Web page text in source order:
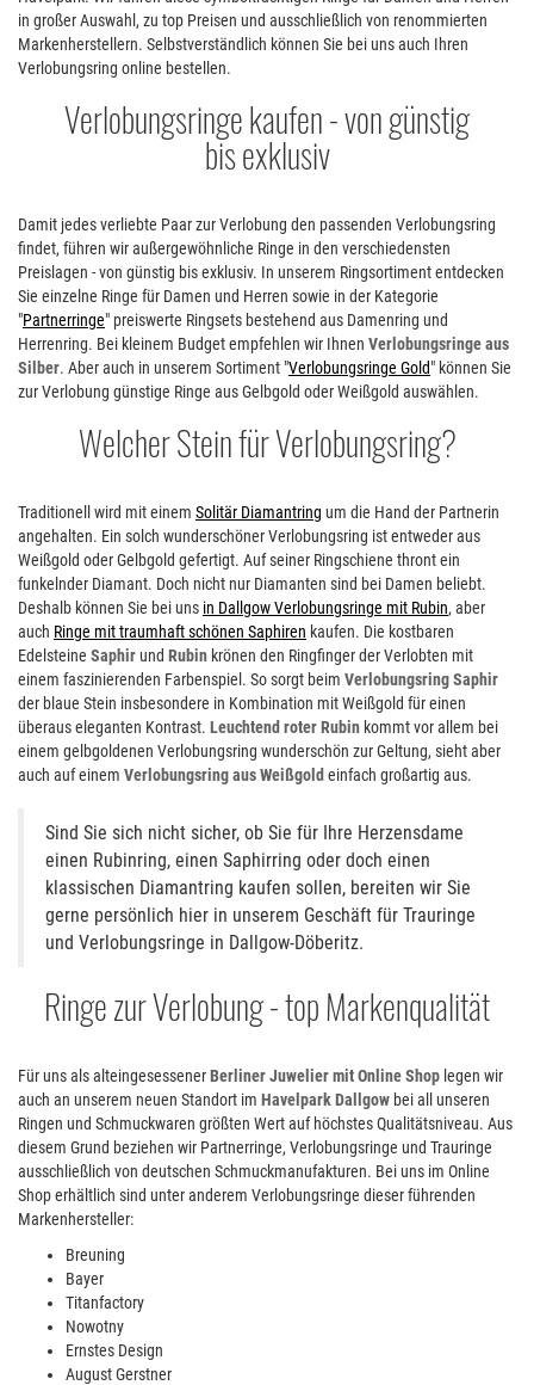
in großer Auswahl, zu top Preisen und ausschließlich von renommierten
Markenherstellern. Selbstverständlich können Sie bei uns auch Ihren
Verlobungsring online bestellen.
Verlobungsringe kaufen - von günstig
bis exklusiv
Damit jedes verliebte Paar zur Verlobung den passenden Verlobungsring
findet, führen wir außergewöhnliche Ringe in den verschiedensten
Preislagen - von günstig bis exklusiv. In unserem Ringsortiment entdecken
Sie einzelne Ringe für Damen und Herren sowie in der Kategorie
"Partnerringe" preiswerte Ringsets bestehend aus Damenring und
Herrenring. Bei kleinem Budget empfehlen wir Ihnen Verlobungsringe aus
Silber. Aber auch in unserem Sortiment "Verlobungsringe Gold" können Sie
zur Verlobung günstige Ringe aus Gelbgold oder Weißgold auswählen.
Welcher Stein für Verlobungsring
Traditionell wird mit einem Solitär Diamantring um die Hand der Partnerin
angehalten. Ein solch wunderschöner Verlobungsring ist entweder aus
Weißgold oder Gelbgold gefertigt. Auf seiner Ringschiene thront ein
funkelnder Diamant. Doch nicht nur Diamanten sind bei Damen beliebt.
Deshalb können Sie bei uns in Dallgow Verlobungsringe mit Rubin, aber
auch Ringe mit traumhaft schönen Saphiren kaufen. Die kostbaren
Edelsteine Saphirund Rubin krönen den Ringfinger der Verlobten mit
einem faszinierenden Farbenspiel. So sorgt beim Verlobungsring Saphir
der blaue Stein insbesondere in Kombination mit Weißgold für einen
überaus eleganten Kontrast. Leuchtend roter Rubin kommt vor allem bei
einem gelbgoldenen Verlobungsring wunderschön zur Geltung, sieht aber
auch auf einem Verlobungsring aus Weißgold einfach großartig aus.
Sind Sie sich nicht sicher, ob Sie für Ihre Herzensdame
einen Rubinring, einen Saphirring oder doch einen
klassischen Diamantring kaufen sollen, bereiten wir Sie
gerne persönlich hier in unserem Geschäft für Trauringe
und Verlobungsringe in Dallgow-Döberitz.
Ringe zur Verlobung - top Markenqualität
Für uns als alteingesessenerBerliner Juwelier mit Online Shop legen wir
auch an unserem neuen Standort im Havelpark Dallgow bei all unseren
Ringen und Schmuckwaren größten Wert auf höchstes Qualitätsniveau. Aus
diesem Grund beziehen wir Partnerringe, Verlobungsringe und Trauringe
ausschließlich von deutschen Schmuckmanufakturen. Bei uns im Online
Shop erhältlich sind unter anderem Verlobungsringe dieser führenden
Markenhersteller:
Breuning
Bayer
Titanfactory
Nowotny
Ernstes Design
August Gerstner